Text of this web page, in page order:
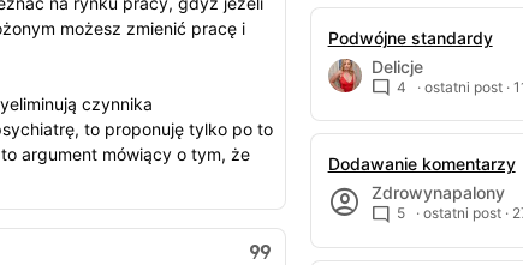
możesz zmienić pracę i
czynnika
to proponuję tylko po to
argument mówiący o tym, że
Podwójne standardy
Delicje
4 · ostatni post ·
Dodawanie komentarzy
Zdrowynapalony
5 · ostatni post ·